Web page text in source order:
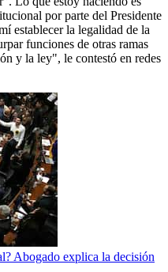
por parte del Presidente
establecer la legalidad de la
funciones de otras ramas
y la ley", le contestó en redes
Abogado explica la decisión